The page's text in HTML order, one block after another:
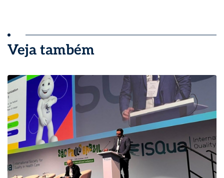
Veja também